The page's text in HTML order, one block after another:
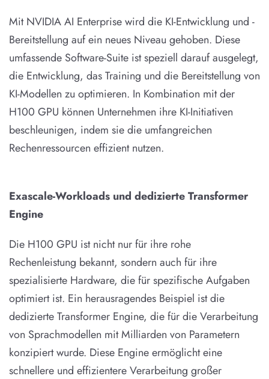
Mit NVIDIA AI Enterprise wird die KI-Entwicklung und -
Bereitstellung auf ein neues Niveau gehoben. Diese
umfassende Software-Suite ist speziell darauf ausgelegt,
die Entwicklung, das Training und die Bereitstellung von
KI-Modellen zu optimieren. In Kombination mit der
H100 GPU können Unternehmen ihre KI-Initiativen
beschleunigen, indem sie die umfangreichen
Rechenressourcen effizient nutzen.
Exascale-Workloads und dedizierte Transformer
Engine
Die H100 GPU ist nicht nur für ihre rohe
Rechenleistung bekannt, sondern auch für ihre
spezialisierte Hardware, die für spezifische Aufgaben
optimiert ist. Ein herausragendes Beispiel ist die
dedizierte Transformer Engine, die für die Verarbeitung
von Sprachmodellen mit Milliarden von Parametern
konzipiert wurde. Diese Engine ermöglicht eine
schnellere und effizientere Verarbeitung großer